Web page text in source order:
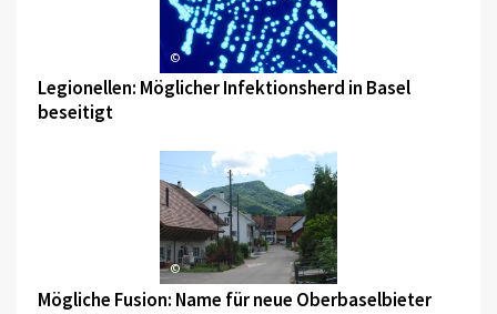
©
Legionellen: Möglicher Infektionsherd in Basel
beseitigt
©
Mögliche Fusion: Name für neue Oberbaselbieter